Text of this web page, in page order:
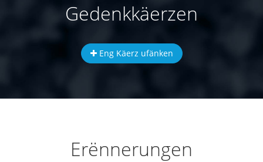
Gedenkkäerzen
Eng Käerz ufänken
Erënnerungen